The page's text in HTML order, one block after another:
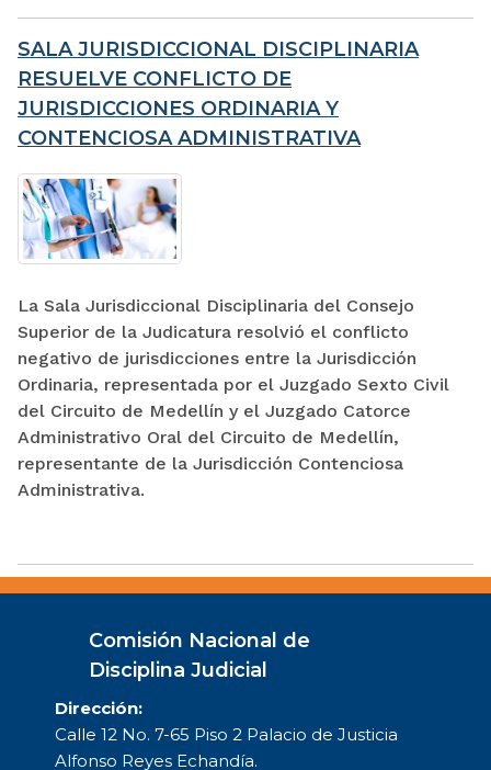
SALA JURISDICCIONAL DISCIPLINARIA
RESUELVE CONFLICTO DE
JURISDICCIONES ORDINARIA Y
CONTENCIOSA ADMINISTRATIVA
La Sala Jurisdiccional Disciplinaria del Consejo
Superior de la Judicatura resolvió el conflicto
negativo de jurisdicciones entre la Jurisdicción
Ordinaria, representada por el Juzgado Sexto Civil
del Circuito de Medellín y el Juzgado Catorce
Administrativo Oral del Circuito de Medellín,
representante de la Jurisdicción Contenciosa
Administrativa.
Comisión Nacional de
Disciplina Judicial
Dirección:
Calle 12 No. 7-65 Piso 2 Palacio de Justicia
Alfonso Reyes Echandía.